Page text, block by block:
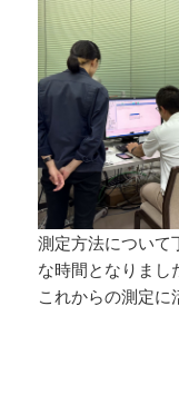
測定方法について
な時間となりまし
これからの測定に